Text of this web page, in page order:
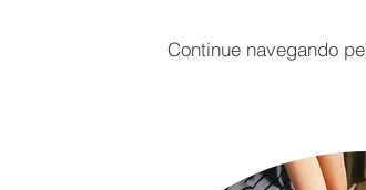
Continue navegando